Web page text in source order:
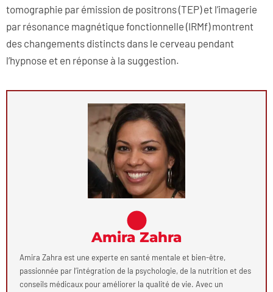
tomographie par émission de positrons (TEP) et l’imagerie
par résonance magnétique fonctionnelle (IRMf) montrent
des changements distincts dans le cerveau pendant
l’hypnose et en réponse à la suggestion.
Amira Zahra
Amira Zahra est une experte en santé mentale et bien-être,
passionnée par l’intégration de la psychologie, de la nutrition et des
conseils médicaux pour améliorer la qualité de vie. Avec un